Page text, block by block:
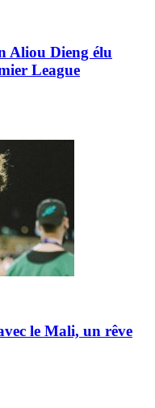
Aliou Dieng élu
League
le Mali, un rêve